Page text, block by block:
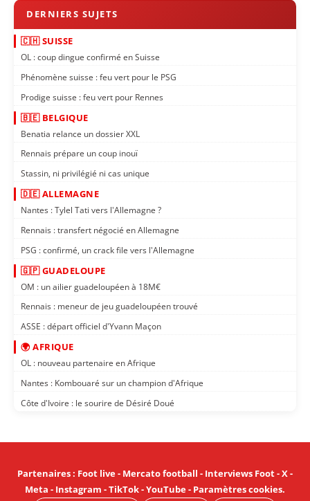
🇨🇭 SUISSE
OL : coup dingue confirmé en Suisse
Phénomène suisse : feu vert pour le PSG
Prodige suisse : feu vert pour Rennes
🇧🇪 BELGIQUE
Benatia relance un dossier XXL
Rennais prépare un coup inouï
Stassin, ni privilégié ni cas unique
🇩🇪 ALLEMAGNE
Nantes : Tylel Tati vers l'Allemagne ?
Rennais : transfert négocié en Allemagne
PSG : confirmé, un crack file vers l'Allemagne
🇬🇵 GUADELOUPE
OM : un ailier guadeloupéen à 18M€
Rennais : meneur de jeu guadeloupéen trouvé
ASSE : départ officiel d'Yvann Maçon
🌍 AFRIQUE
OL : nouveau partenaire en Afrique
Nantes : Kombouaré sur un champion d'Afrique
Côte d'Ivoire : le sourire de Désiré Doué
Partenaires: Foot live- Mercato football - Interviews Foot-X-
Meta - Instagram -TikTok-YouTube- Paramètres cookies.